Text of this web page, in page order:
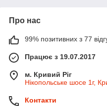
Про нас
99% позитивних з 77
Працює з 19.07.2017
м. Кривий Ріг
Нікопольське шосе 1г,
Контакти